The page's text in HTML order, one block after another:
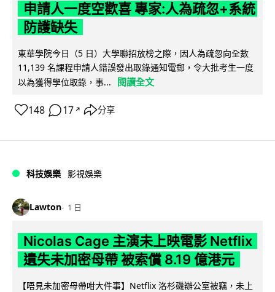
申請人一度空歡喜 專家:人為疏忽+系統
防護缺失
東華學院今日（5 日）大學聯招放榜之際，因人為疏忽向全數
11,139 名課程申請人錯誤發出取錄通知電郵，令大批考生一度
以為獲得學位取錄，事...
閱讀全文
148 17 ↗ 分享
科技娛樂 影視娛樂
Lawton 1 日
Nicolas Cage 主演未上映電影 Netflix
遺失未加密母帶 被索償 8.19 億港元
【唔見未加密母帶咁大件事】Netflix 洛杉磯辦公室被竊，未上